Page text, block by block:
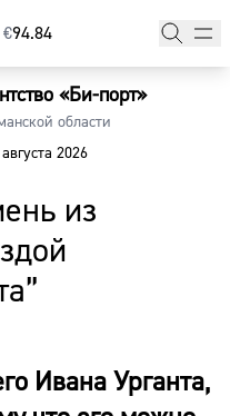
€⁠94.84
«Би-порт»
области
2026
из
Ивана Урганта,